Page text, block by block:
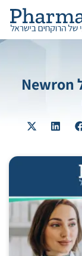
Xadago לטיפול בפרקינסון של Newron